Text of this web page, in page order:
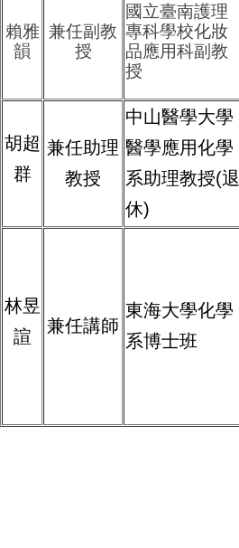
賴雅
韻
兼任副教
授
國立臺南護理
專科學校化妝
品應用科副教
授
胡超
群
兼任助理
教授
中山醫學大學
醫學應用化學
系助理教授(退
休)
林昱
諠
兼任講師
東海大學化學
系博士班